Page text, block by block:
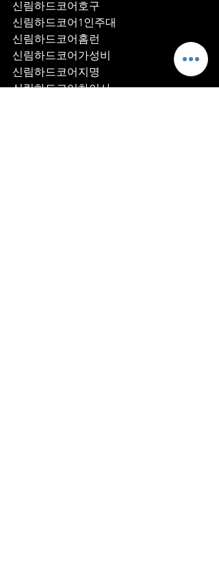
신림하드코어호구
신림하드코어1인주대
신림하드코어홈런
신림하드코어가성비
신림하드코어지명
신림하드코어차이사